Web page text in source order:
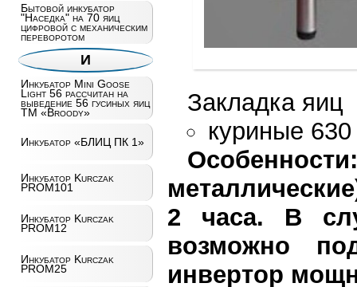
Бытовой инкубатор
"Наседка" на 70 яиц
цифровой с механическим
переворотом
И
Инкубатор Mini Goose
Light 56 рассчитан на
выведение 56 гусиных яиц
ТМ «Broody»
Инкубатор «БЛИЦ ПК 1»
Инкубатор Kurczak
PROM101
Инкубатор Kurczak
PROM12
Инкубатор Kurczak
PROM25
Закладка яиц
куриные
2 часа. В
возможно
инвертор